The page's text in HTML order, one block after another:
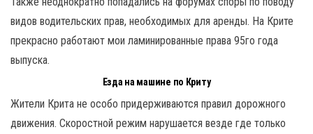
видов водительских прав, необходимых для аренды. На Крите
прекрасно работают мои ламинированные права 95го года
выпуска.
Езда на машине по Криту
Жители Крита не особо придерживаются правил дорожного
движения. Скоростной режим нарушается везде где только